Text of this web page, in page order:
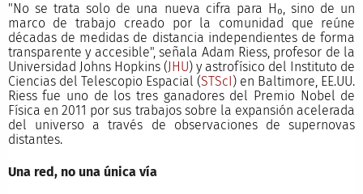
"No se trata solo de una nueva cifra para H₀, sino de un
marco de trabajo creado por la comunidad que reúne
décadas de medidas de distancia independientes de forma
transparente y accesible", señala Adam Riess, profesor de la
Universidad Johns Hopkins (JHU) y astrofísico del Instituto de
Ciencias del Telescopio Espacial (STScI ) en Baltimore, EE.UU.
Riess fue uno de los tres ganadores del Premio Nobel de
Física en 2011 por sus trabajos sobre la expansión acelerada
del universo a través de observaciones de supernovas
distantes.
Una red, no una única vía